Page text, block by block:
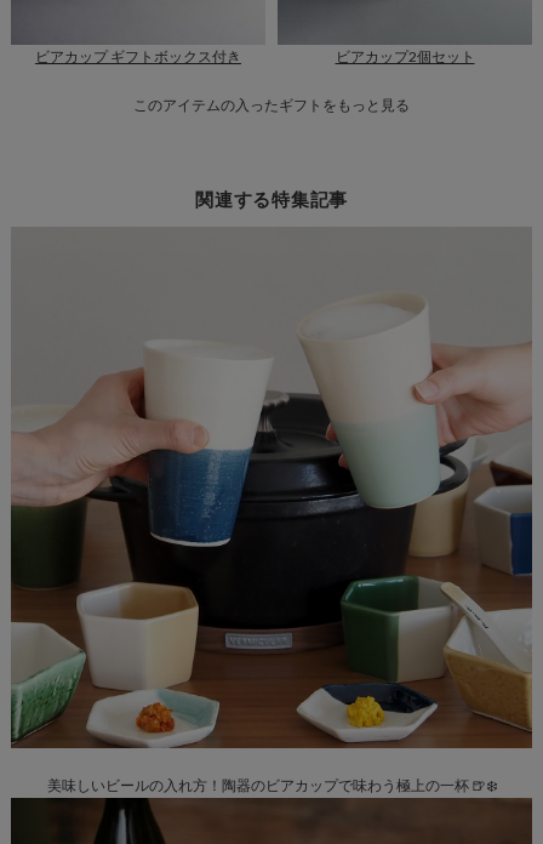
ビアカップ ギフトボックス付き ビアカップ2個セット
このアイテムの入ったギフトをもっと見る
関連する特集記事
美味しいビールの入れ方！陶器のビアカップで味わう極上の一杯 🍺❄️